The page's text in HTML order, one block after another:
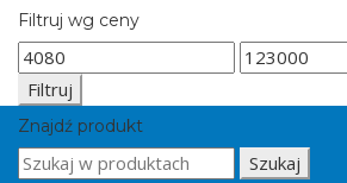
Filtruj wg ceny
Cena
min
Cena
max
Filtruj
Znajdź produkt
Search
Szukaj